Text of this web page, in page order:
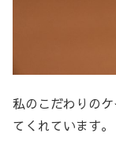
私のこだわりの
てくれています。